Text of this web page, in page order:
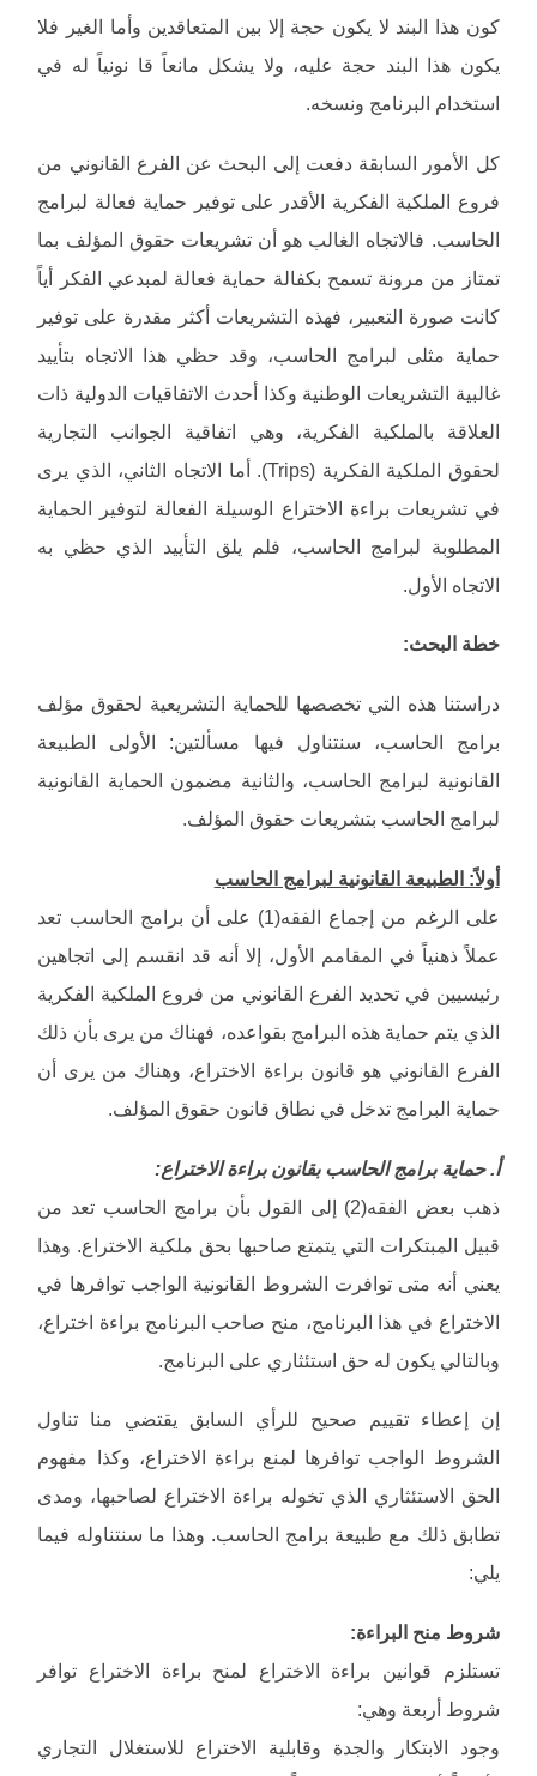
كون هذا البند لا يكون حجة إلا بين المتعاقدين وأما الغير فلا
يكون هذا البند حجة عليه، ولا يشكل مانعاً قا نونياً له في
استخدام البرنامج ونسخه.
كل الأمور السابقة دفعت إلى البحث عن الفرع القانوني من
فروع الملكية الفكرية الأقدر على توفير حماية فعالة لبرامج
الحاسب. فالاتجاه الغالب هو أن تشريعات حقوق المؤلف بما
تمتاز من مرونة تسمح بكفالة حماية فعالة لمبدعي الفكر أياً
كانت صورة التعبير، فهذه التشريعات أكثر مقدرة على توفير
حماية مثلى لبرامج الحاسب، وقد حظي هذا الاتجاه بتأييد
غالبية التشريعات الوطنية وكذا أحدث الاتفاقيات الدولية ذات
العلاقة بالملكية الفكرية، وهي اتفاقية الجوانب التجارية
لحقوق الملكية الفكرية (Trips). أما الاتجاه الثاني، الذي يرى
في تشريعات براءة الاختراع الوسيلة الفعالة لتوفير الحماية
المطلوبة لبرامج الحاسب، فلم يلق التأييد الذي حظي به
الاتجاه الأول.
خطة البحث:
دراستنا هذه التي تخصصها للحماية التشريعية لحقوق مؤلف
برامج الحاسب، سنتناول فيها مسألتين: الأولى الطبيعة
القانونية لبرامج الحاسب، والثانية مضمون الحماية القانونية
لبرامج الحاسب بتشريعات حقوق المؤلف.
أولاً: الطبيعة القانونية لبرامج الحاسب
على الرغم من إجماع الفقه(1) على أن برامج الحاسب تعد
عملاً ذهنياً في المقامم الأول، إلا أنه قد انقسم إلى اتجاهين
رئيسيين في تحديد الفرع القانوني من فروع الملكية الفكرية
الذي يتم حماية هذه البرامج بقواعده، فهناك من يرى بأن ذلك
الفرع القانوني هو قانون براءة الاختراع، وهناك من يرى أن
حماية البرامج تدخل في نطاق قانون حقوق المؤلف.
أ. حماية برامج الحاسب بقانون براءة الاختراع:
ذهب بعض الفقه(2) إلى القول بأن برامج الحاسب تعد من
قبيل المبتكرات التي يتمتع صاحبها بحق ملكية الاختراع. وهذا
يعني أنه متى توافرت الشروط القانونية الواجب توافرها في
الاختراع في هذا البرنامج، منح صاحب البرنامج براءة اختراع،
وبالتالي يكون له حق استئثاري على البرنامج.
إن إعطاء تقييم صحيح للرأي السابق يقتضي منا تناول
الشروط الواجب توافرها لمنع براءة الاختراع، وكذا مفهوم
الحق الاستئثاري الذي تخوله براءة الاختراع لصاحبها، ومدى
تطابق ذلك مع طبيعة برامج الحاسب. وهذا ما سنتناوله فيما
يلي:
شروط منح البراءة:
تستلزم قوانين براءة الاختراع لمنح براءة الاختراع توافر
شروط أربعة وهي:
وجود الابتكار والجدة وقابلية الاختراع للاستغلال التجاري